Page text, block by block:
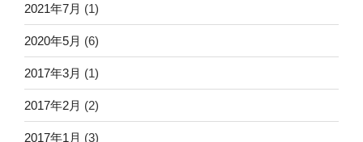
2021年7月 (1)
2020年5月 (6)
2017年3月 (1)
2017年2月 (2)
2017年1月 (3)